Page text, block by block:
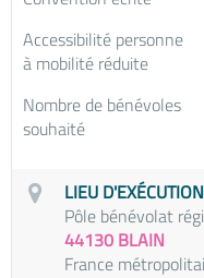
Accessibilité personne
à mobilité réduite
Nombre de bénévoles
souhaité
LIEU D'EXÉCUTION
Pôle bénévolat
44130 BLAIN
France